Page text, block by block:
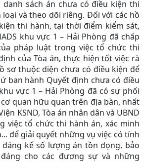
sách án chưa có điều kiện thi
và theo dõi riêng. Đối với các hồ
thi hành, tại thời điểm kiểm sát,
khu vực 1 – Hải Phòng đã chấp
pháp luật trong việc tổ chức thi
của Tòa án, thực hiện tốt việc rà
sơ thuộc diện chưa có điều kiện để
ban hành Quyết định chưa có điều
vực 1 – Hải Phòng đã có sự phối
quan hữu quan trên địa bàn, nhất
KSND, Tòa án nhân dân và UBND
việc tổ chức thi hành án, xác minh
để giải quyết những vụ việc có tính
đáng kể số lượngán tồn đọng, bảo
cho các đương sự và những